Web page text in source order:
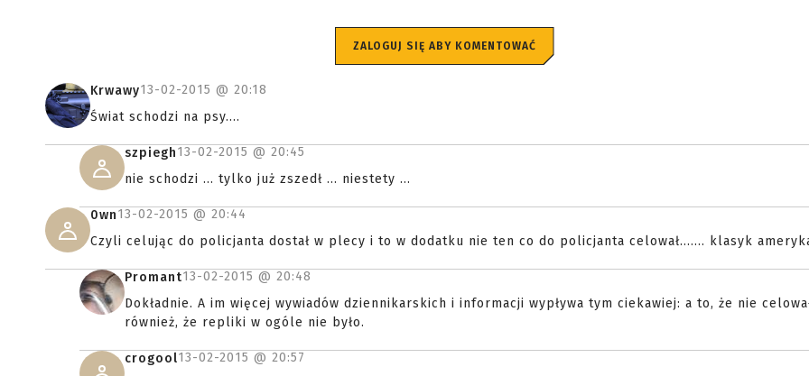
ZALOGUJ SIĘ ABY KOMENTOWAĆ
Krwawy13-02-2015 @ 20:18
Świat schodzi na psy....
szpiegh13-02-2015 @ 20:45
nie schodzi ... tylko już zszedł ... niestety ...
0wn13-02-2015 @ 20:44
Czyli celując do policjanta dostał w plecy i to w dodatku nie ten co do policjanta celował....... klasyk
Promant13-02-2015 @ 20:48
Dokładnie. A im więcej wywiadów dziennikarskich i informacji wypływa tym ciekawiej: a to, że nie
również, że repliki w ogóle nie było.
crogool13-02-2015 @ 20:57